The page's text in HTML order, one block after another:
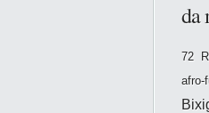
da
72
afro-